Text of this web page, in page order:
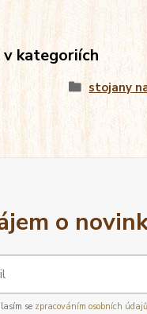
v kategoriích
stojany
o
se zpracováním osobních údajů